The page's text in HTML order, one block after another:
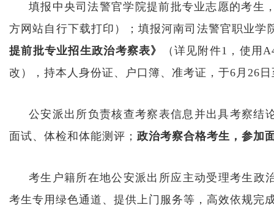
填报中央司法警官学院提前批专业志愿的考生
方网站自行下载打印）；填报河南司法警官职业学
提前批专业招生政治考察表》
（详见附件1，使用
改），持本人身份证、户口簿、准考证，于6月26
公安派出所负责核查考察表信息并出具考察结
面试、体检和体能测评； 政治考察合格考生，参加
考生户籍所在地公安派出所应主动受理考生政
考生专用绿色通道、提供上门服务等，高效依规完